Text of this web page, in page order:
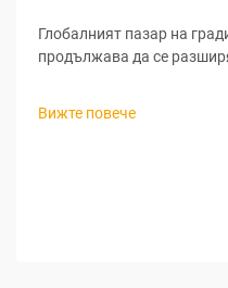
Глобалният пазар на
продължава да се
градинарството. За
Вижте повече